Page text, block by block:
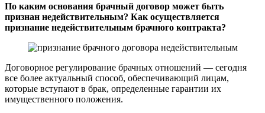
По каким основания брачный договор может быть
признан недействительным? Как осуществляется
признание недействительным брачного контракта?
Договорное регулирование брачных отношений — сегодня
все более актуальный способ, обеспечивающий лицам,
которые вступают в брак, определенные гарантии их
имущественного положения.